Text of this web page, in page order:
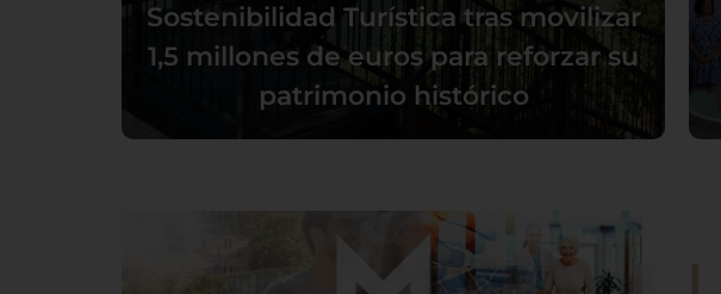
Sostenibilidad Turística tras movilizar
1,5 millones de euros para reforzar su
patrimonio histórico